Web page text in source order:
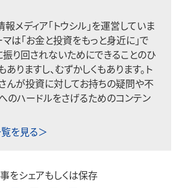
メディア「トウシル」を運営していま
マは「お金と投資をもっと身近に」で
振り回されないためにできることのひ
ありますし、むずかしくもあります。ト
んが投資に対してお持ちの疑問や不
のハードルをさげるためのコンテン
を見る＞
をシェアもしくは保存